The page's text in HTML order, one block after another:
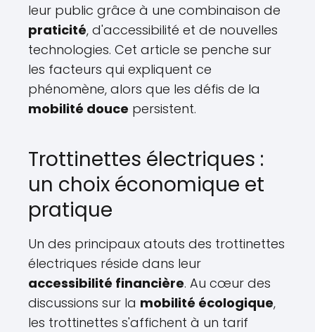
leur public grâce à une combinaison de
praticité, d'accessibilité et de nouvelles
technologies. Cet article se penche sur
les facteurs qui expliquent ce
phénomène, alors que les défis de la
mobilité douce persistent.
Trottinettes électriques :
un choix économique et
pratique
Un des principaux atouts des trottinettes
électriques réside dans leur
accessibilité financière. Au cœur des
discussions sur la mobilité écologique,
les trottinettes s'affichent à un tarif